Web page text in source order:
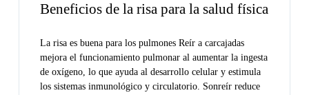
Beneficios de la risa para la salud física
La risa es buena para los pulmones Reír a carcajadas
mejora el funcionamiento pulmonar al aumentar la ingesta
de oxígeno, lo que ayuda al desarrollo celular y estimula
los sistemas inmunológico y circulatorio. Sonreír reduce